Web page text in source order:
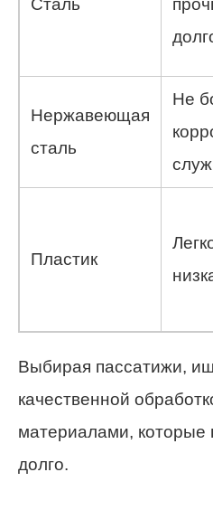
Сталь
Нержавеющая
сталь
Не
Пластик
Выбирая пассатижи,
качественной
материалами, которые
долго.